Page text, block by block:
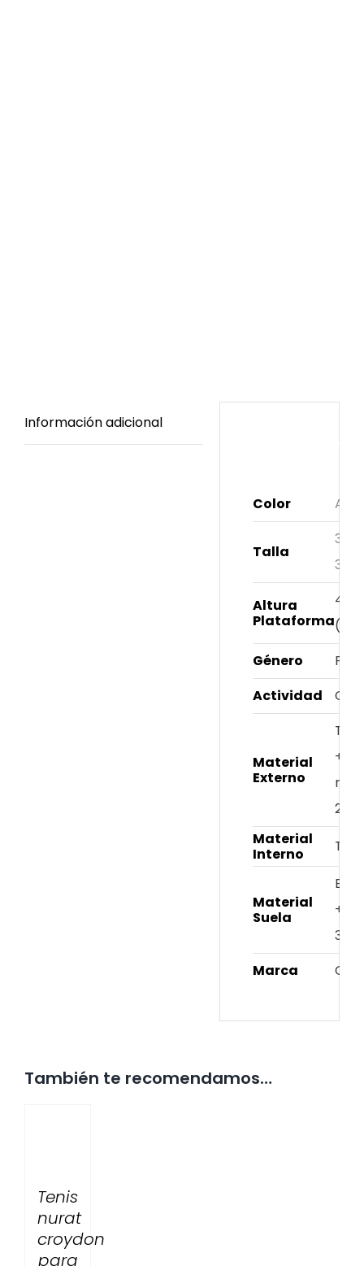
Información adicional
Información
Color Azul
Talla
35
38
Altura
Plataforma
4
Género
Actividad
Material
Externo
+
20%
Material
Interno
Material
Suela
+
35%
Marca
También te recomendamos…
Tenis
nurat
croydon
para